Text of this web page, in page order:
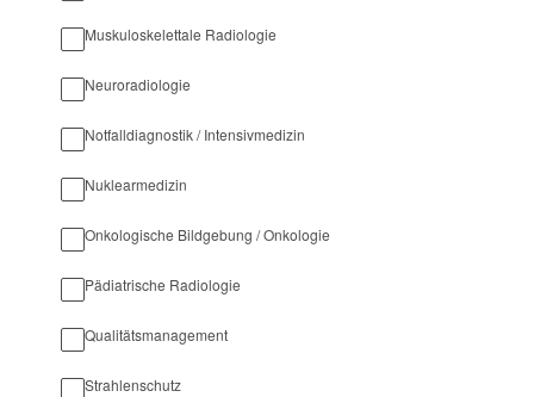
Muskuloskelettale Radiologie
Neuroradiologie
Notfalldiagnostik / Intensivmedizin
Nuklearmedizin
Onkologische Bildgebung / Onkologie
Pädiatrische Radiologie
Qualitätsmanagement
Strahlenschutz